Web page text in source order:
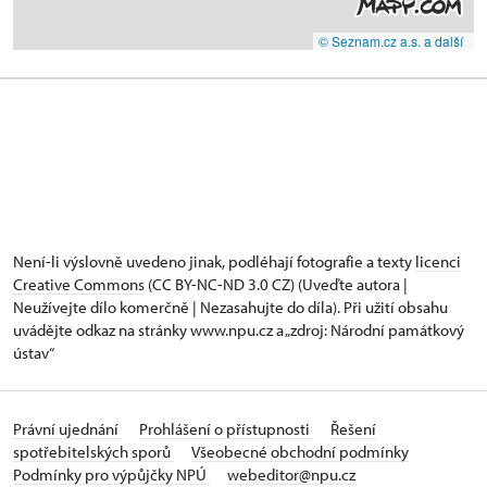
© Seznam.cz a.s. a další
Není-li výslovně uvedeno jinak, podléhají fotografie a texty licenci
Creative Commons (CC BY-NC-ND 3.0 CZ) (Uveďte autora |
Neužívejte dílo komerčně | Nezasahujte do díla). Při užití obsahu
uvádějte odkaz na stránky www.npu.cz a „zdroj: Národní památkový
ústav“
Právní ujednání Prohlášení o přístupnosti
Řešení
spotřebitelských sporů
Všeobecné obchodní podmínky
Podmínky pro výpůjčky NPÚ
webeditor@npu.cz